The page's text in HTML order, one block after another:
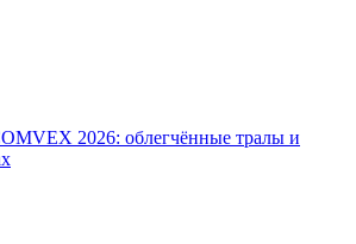
2026: облегчённые тралы и